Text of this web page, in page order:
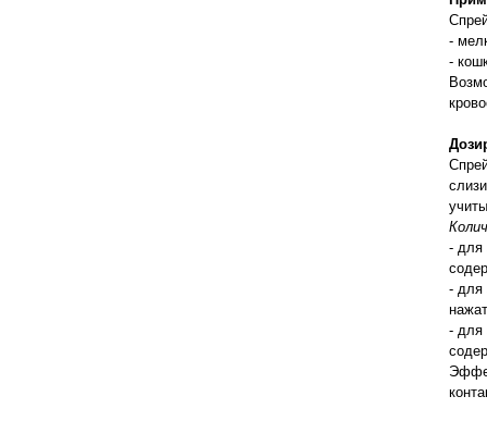
-
-
- для
- для
- для